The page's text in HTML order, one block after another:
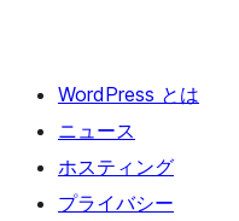
ジ
送
り
WordPress とは
ニュース
ホスティング
プライバシー